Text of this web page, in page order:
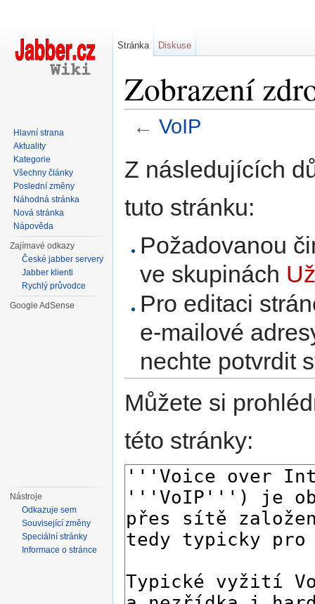
Zobrazení
← VoIP
Z následujících
tuto stránku:
Požadovanou
ve skupinách
Pro editaci
e-mailové
nechte potvrdit
Můžete si
této stránky:
Stránka Diskuse
Hlavní strana
Aktuality
Kategorie
Všechny články
Poslední změny
Náhodná stránka
Nová stránka
Nápověda
Zajímavé odkazy
České jabber servery
Jabber klienti
Rychlý průvodce
Google AdSense
Nástroje
Odkazuje sem
Související změny
Speciální stránky
Informace o stránce